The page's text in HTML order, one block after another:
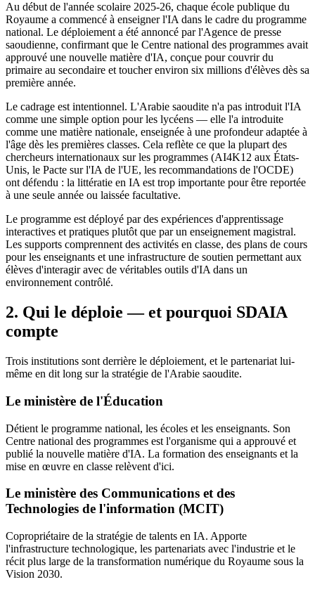
Au début de l'année scolaire 2025-26, chaque école publique du
Royaume a commencé à enseigner l'IA dans le cadre du programme
national. Le déploiement a été annoncé par l'Agence de presse
saoudienne, confirmant que le Centre national des programmes avait
approuvé une nouvelle matière d'IA, conçue pour couvrir du
primaire au secondaire et toucher environ six millions d'élèves dès sa
première année.
Le cadrage est intentionnel. L'Arabie saoudite n'a pas introduit l'IA
comme une simple option pour les lycéens — elle l'a introduite
comme une matière nationale, enseignée à une profondeur adaptée à
l'âge dès les premières classes. Cela reflète ce que la plupart des
chercheurs internationaux sur les programmes (AI4K12 aux États-
Unis, le Pacte sur l'IA de l'UE, les recommandations de l'OCDE)
ont défendu : la littératie en IA est trop importante pour être reportée
à une seule année ou laissée facultative.
Le programme est déployé par des expériences d'apprentissage
interactives et pratiques plutôt que par un enseignement magistral.
Les supports comprennent des activités en classe, des plans de cours
pour les enseignants et une infrastructure de soutien permettant aux
élèves d'interagir avec de véritables outils d'IA dans un
environnement contrôlé.
2. Qui le déploie — et pourquoi SDAIA
compte
Trois institutions sont derrière le déploiement, et le partenariat lui-
même en dit long sur la stratégie de l'Arabie saoudite.
Le ministère de l'Éducation
Détient le programme national, les écoles et les enseignants. Son
Centre national des programmes est l'organisme qui a approuvé et
publié la nouvelle matière d'IA. La formation des enseignants et la
mise en œuvre en classe relèvent d'ici.
Le ministère des Communications et des
Technologies de l'information (MCIT)
Copropriétaire de la stratégie de talents en IA. Apporte
l'infrastructure technologique, les partenariats avec l'industrie et le
récit plus large de la transformation numérique du Royaume sous la
Vision 2030.